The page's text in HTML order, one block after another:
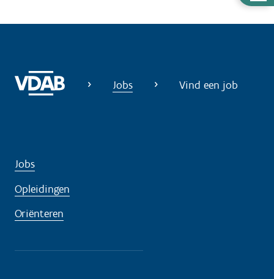
u
l
Jobs Vind een job
Jobs
Opleidingen
Oriënteren